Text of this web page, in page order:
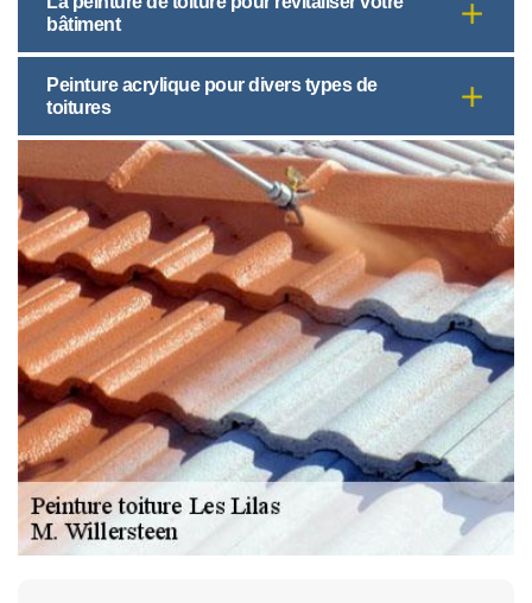
bâtiment
Peinture acrylique pour divers types de
toitures